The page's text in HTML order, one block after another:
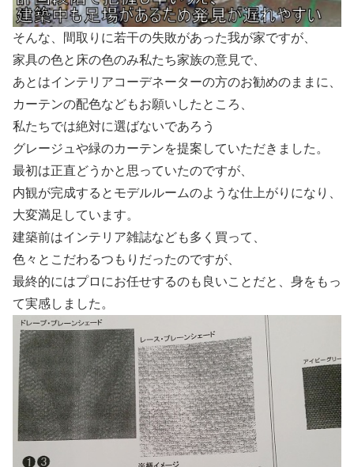
そんな、間取りに若干の失敗があった我が家ですが、
家具の色と床の色のみ私たち家族の意見で、
あとはインテリアコーデネーターの方のお勧めのままに、
カーテンの配色などもお願いしたところ、
私たちでは絶対に選ばないであろう
グレージュや緑のカーテンを提案していただきました。
最初は正直どうかと思っていたのですが、
内観が完成するとモデルルームのような仕上がりになり、
大変満足しています。
建築前はインテリア雑誌なども多く買って、
色々とこだわるつもりだったのですが、
最終的にはプロにお任せするのも良いことだと、身をもっ
て実感しました。